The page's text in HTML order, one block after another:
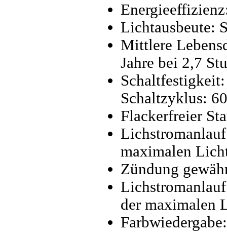
Lichtausbeute:
Mittlere
Jahre bei 2,7
Schaltzyklus:
Flackerfreier
maximalen
Zündung
der maximalen